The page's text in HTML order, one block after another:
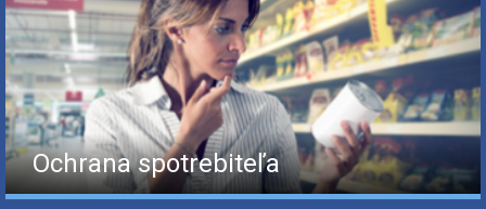
Ochrana spotrebiteľa